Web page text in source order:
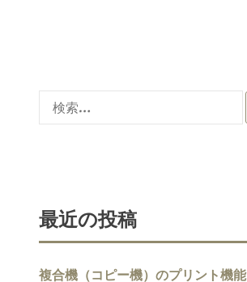
索:
最近の投稿
複合機（コピー機）のプリント機能